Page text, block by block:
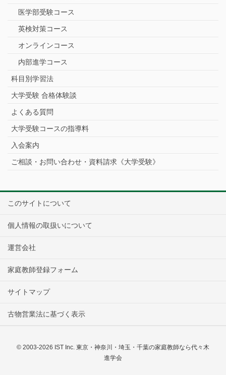
医学部受験コース
英検対策コース
オンラインコース
内部進学コース
科目別学習法
大学受験 合格体験談
よくある質問
大学受験コースの指導料
入会案内
ご相談・お問い合わせ・資料請求《大学受験》
このサイトについて
個人情報の取扱いについて
運営会社
家庭教師登録フォーム
サイトマップ
古物営業法に基づく表示
© 2003-2026 IST Inc. 東京・神奈川・埼玉・千葉の家庭教師なら代々木
進学会